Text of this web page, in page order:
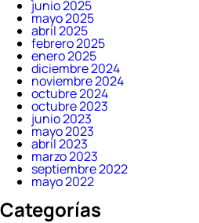
junio 2025
mayo 2025
abril 2025
febrero 2025
enero 2025
diciembre 2024
noviembre 2024
octubre 2024
octubre 2023
junio 2023
mayo 2023
abril 2023
marzo 2023
septiembre 2022
mayo 2022
Categorías